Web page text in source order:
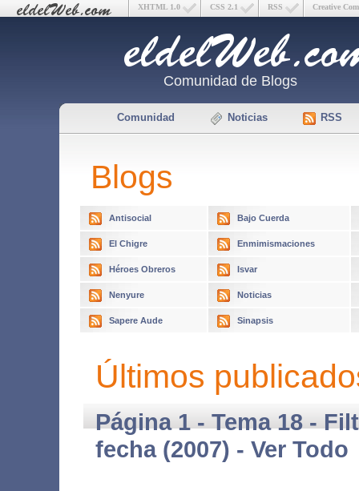
Creative
RSS
CSS 2.1
XHTML 1.0
Comunidad de Blogs
Comunidad Noticias RSS
Blogs
Antisocial Bajo Cuerda
El Chigre Enmimismaciones
Héroes Obreros Isvar
Nenyure Noticias
Sapere Aude Sinapsis
Últimos
Página 1 - Tema 18 -
fecha (2007) - Ver Todo